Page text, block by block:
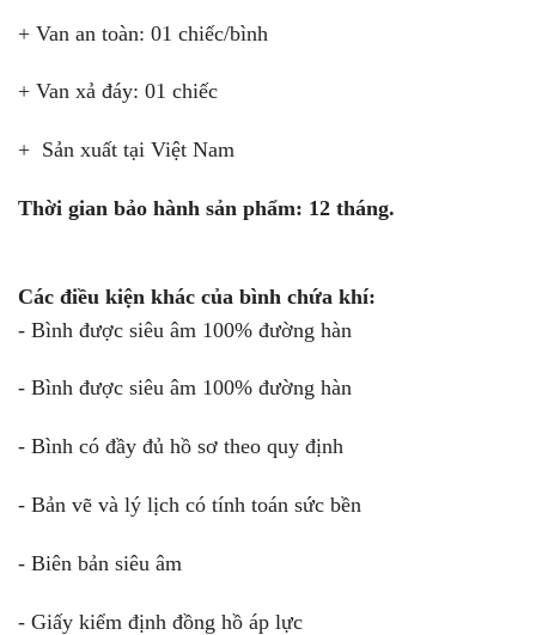
+ Van an toàn: 01 chiếc/bình
+ Van xả đáy: 01 chiếc
+ Sản xuất tại Việt Nam
Thời gian bảo hành sản phẩm: 12 tháng.
Các điều kiện khác của bình chứa khí:
- Bình được siêu âm 100% đường hàn
- Bình được siêu âm 100% đường hàn
- Bình có đầy đủ hồ sơ theo quy định
- Bản vẽ và lý lịch có tính toán sức bền
- Biên bản siêu âm
- Giấy kiểm định đồng hồ áp lực